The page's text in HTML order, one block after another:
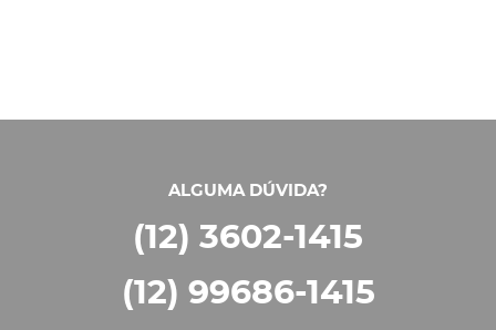
ALGUMA DÚVIDA?
(12) 3602-1415
(12) 99686-1415